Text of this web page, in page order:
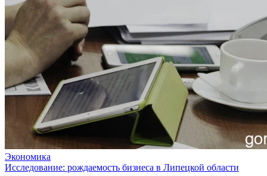
Экономика
Исследование: рождаемость бизнеса в Липецкой области